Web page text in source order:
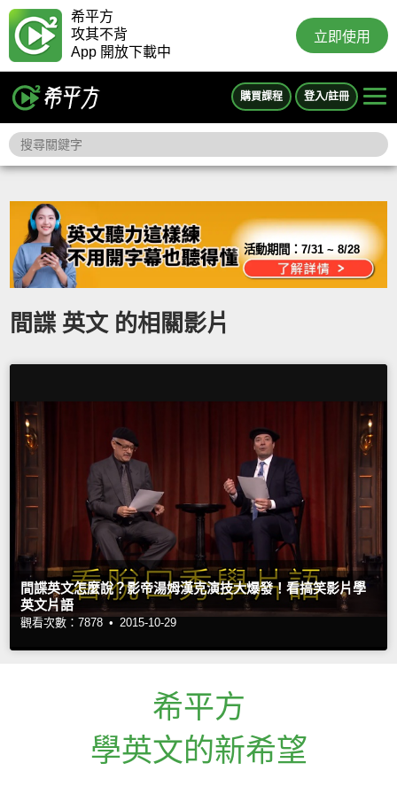
希平方
攻其不背
App 開放下載中
立即使用
購買課程 登入/註冊
活動期間：7/31 ~ 8/28
間諜 英文 的相關影片
間諜英文怎麼說？影帝湯姆漢克演技大爆發！看搞笑影片學
英文片語
觀看次數：7878 • 2015-10-29
希平方
學英文的新希望